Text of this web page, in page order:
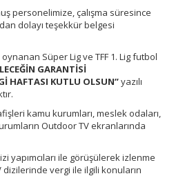
personelimize, çalışma süresince
dolayı teşekkür belgesi
Süper Lig ve TFF 1. Lig futbol
GARANTİSİ
HAFTASI KUTLU OLSUN”yazılı
kamu kurumları, meslek odaları,
Outdoor TV ekranlarında
yapımcıları ile görüşülerek izlenme
dizilerinde vergi ile ilgili konuların